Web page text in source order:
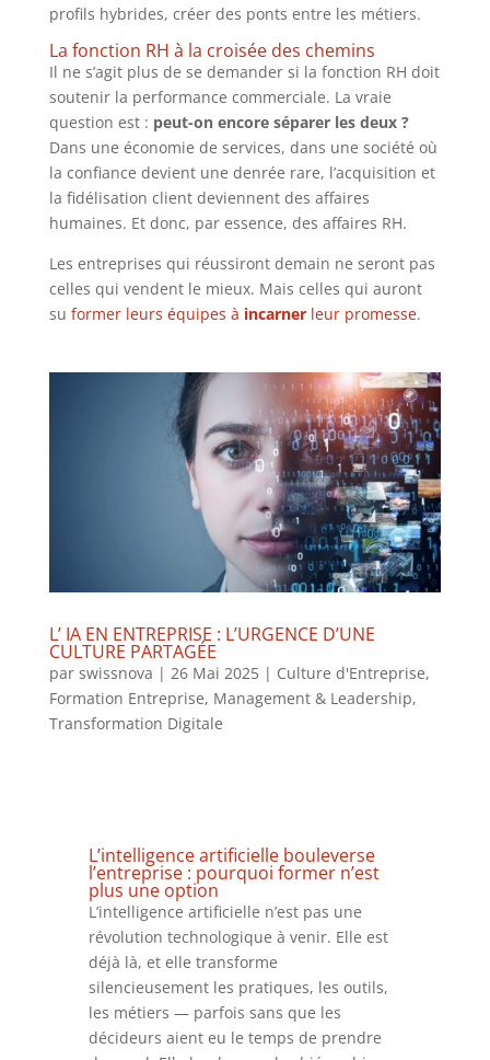
profils hybrides, créer des ponts entre les métiers.
La fonction RH à la croisée des chemins
Il ne s’agit plus de se demander si la fonction RH doit
soutenir la performance commerciale. La vraie
question est : peut-on encore séparer les deux ?
Dans une économie de services, dans une société où
la confiance devient une denrée rare, l’acquisition et
la fidélisation client deviennent des affaires
humaines. Et donc, par essence, des affaires RH.
Les entreprises qui réussiront demain ne seront pas
celles qui vendent le mieux. Mais celles qui auront
su former leurs équipes à incarnerleur promesse.
L’ IA EN ENTREPRISE : L’URGENCE D’UNE
CULTURE PARTAGÉE
par swissnova | 26 Mai 2025| Culture d'Entreprise,
Formation Entreprise, Management & Leadership,
Transformation Digitale
L’intelligence artificielle bouleverse
l’entreprise : pourquoi former n’est
plus une option
L’intelligence artificielle n’est pas une
révolution technologique à venir. Elle est
déjà là, et elle transforme
silencieusement les pratiques, les outils,
les métiers — parfois sans que les
décideurs aient eu le temps de prendre